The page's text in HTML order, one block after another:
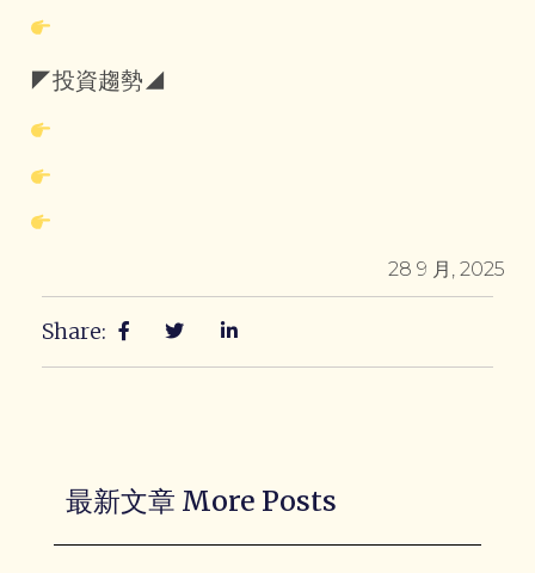
◤投資趨勢◢
28 9 月, 2025
Share:
最新文章 More Posts